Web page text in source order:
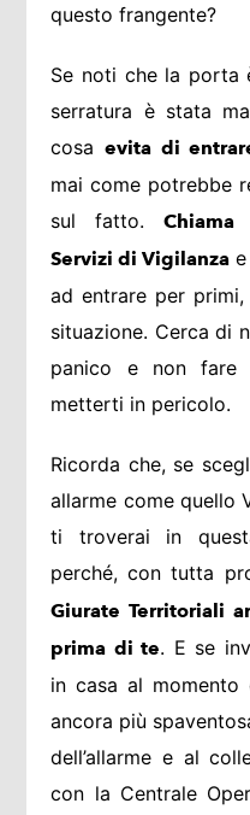
questo frangente?
Se noti che la porta
serratura è stata
cosaevita di
mai come potrebbe
sul fatto.
Servizi di Vigilanza
ad entrare per
situazione. Cerca di
panico e non fare
metterti in pericolo.
Ricorda che, se
allarme come quello
ti troverai in
perché, con tutta
Giurate Territoriali
prima di te. E se
in casa al momento
ancora più
dell’allarme e al
con la Centrale